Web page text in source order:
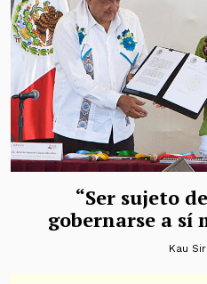
“Ser sujeto
gobernarse a sí
Kau